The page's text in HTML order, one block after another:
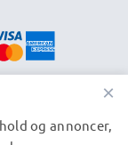
×
og annoncer,